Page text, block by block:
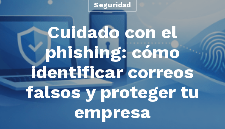
Seguridad
Cuidado con el
phishing: cómo
identificar correos
falsos y proteger tu
empresa